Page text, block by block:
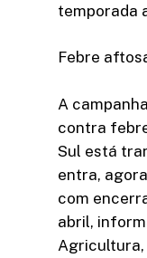
temporada
Febre
A
contra
Sul está
entra,
com
abril,
Agricultura,